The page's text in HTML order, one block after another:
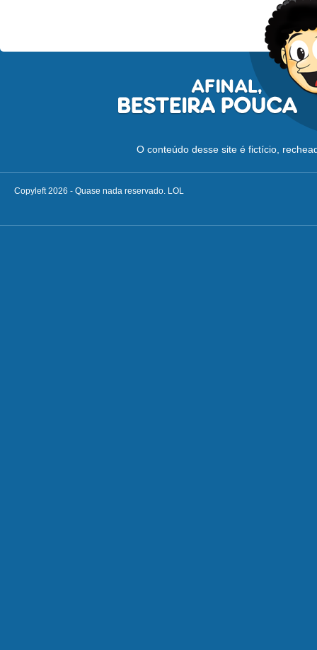
O conteúdo desse site é fictício,
Copyleft 2026 - Quase nada reservado. LOL